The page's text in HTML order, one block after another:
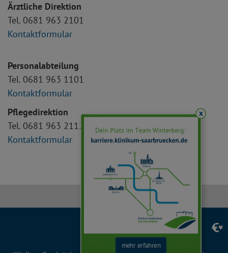
Ärztliche Direktion
Tel. 0681 963 2101
Kontaktformular
Personalabteilung
Tel. 0681 963 1101
Kontaktformular
Pflegedirektion
Tel. 0681 963 2112
Kontaktformular
TikTok
YouTube
LinkedIn
Instagram
Facebook
x
mehr erfahren